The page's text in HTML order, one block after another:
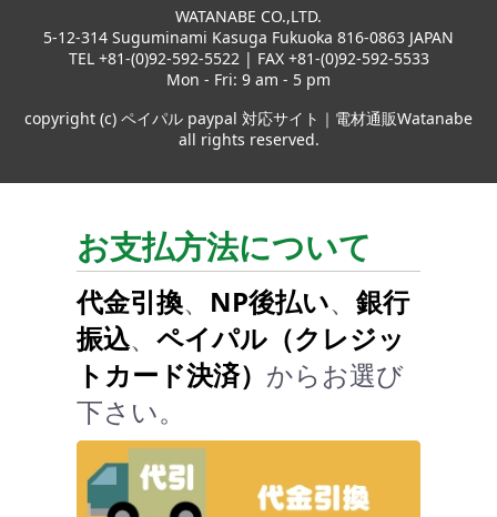
WATANABE CO.,LTD.
5-12-314 Suguminami Kasuga Fukuoka 816-0863 JAPAN
TEL +81-(0)92-592-5522 | FAX +81-(0)92-592-5533
Mon - Fri: 9 am - 5 pm
copyright (c) ペイパル paypal 対応サイト｜電材通販Watanabe
all rights reserved.
お支払方法について
代金引換、 NP後払い、 銀行
振込、 ペイパル（クレジッ
トカード決済） からお選び
下さい。